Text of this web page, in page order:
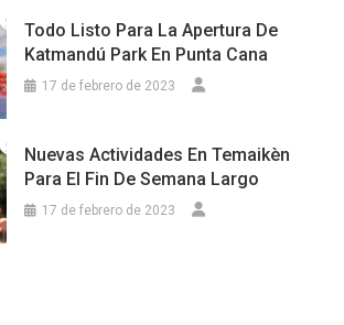
Todo Listo Para La Apertura De
Katmandú Park En Punta Cana
17 de febrero de 2023
Nuevas Actividades En Temaikèn
Para El Fin De Semana Largo
17 de febrero de 2023